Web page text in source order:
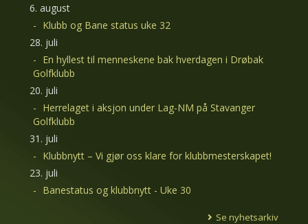
6. august
Klubb og Bane status uke 32
28. juli
En hyllest til menneskene bak hverdagen i Drøbak
Golfklubb
20. juli
Herrelaget i aksjon under Lag-NM på Stavanger
Golfklubb
31. juli
Klubbnytt – Vi gjør oss klare for klubbmesterskapet!
23. juli
Banestatus og klubbnytt - Uke 30
Se nyhetsarkiv